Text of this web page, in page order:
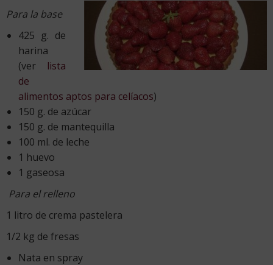
Para la base
425 g. de
harina
(ver lista
de
alimentos aptos para celíacos)
150 g. de azúcar
150 g. de mantequilla
100 ml. de leche
1 huevo
1 gaseosa
Para el relleno
1 litro de crema pastelera
1/2 kg de fresas
Nata en spray